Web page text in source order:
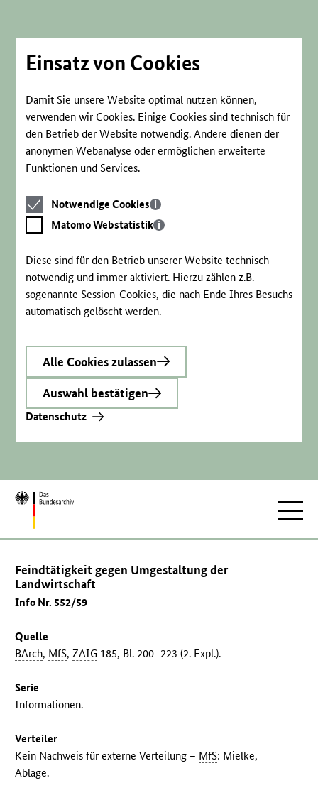
Einsatz von Cookies
Damit Sie unsere Website optimal nutzen können,
verwenden wir Cookies. Einige Cookies sind technisch für
den Betrieb der Website notwendig. Andere dienen der
anonymen Webanalyse oder ermöglichen erweiterte
Funktionen und Services.
Notwendige
Cookies
Notwendige Cookies
Matomo
Webstatistik
Matomo Webstatistik
Diese sind für den Betrieb unserer Website technisch
notwendig und immer aktiviert. Hierzu zählen z.B.
sogenannte Session-Cookies, die nach Ende Ihres Besuchs
automatisch gelöscht werden.
Alle Cookies zulassen
Auswahl bestätigen
Datenschutz
Zur
Feindtätigkeit gegen Umgestaltung der
Landwirtschaft
Info Nr. 552/59
Quelle
BArch, MfS,ZAIG 185, Bl. 200–223 (2. Expl.).
Serie
Informationen.
Verteiler
Kein Nachweis für externe Verteilung – MfS: Mielke,
Ablage.